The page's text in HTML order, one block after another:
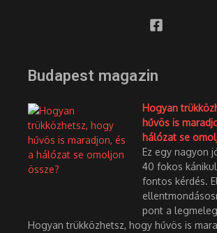
Budapest magazin
Hogyan
hűvös is
hálózat se
Ez egy nagyon
40 fokos
fontos kérdés.
pont a
Hogyan trükközhetsz, hogy hűvös is